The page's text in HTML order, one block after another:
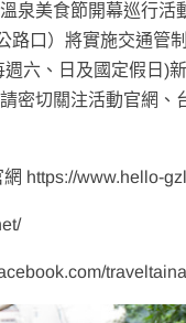
泉美食節開幕巡行活
路口）將實施交通管
六、日及國定假日)
密切關注活動官網
https://www.hello-